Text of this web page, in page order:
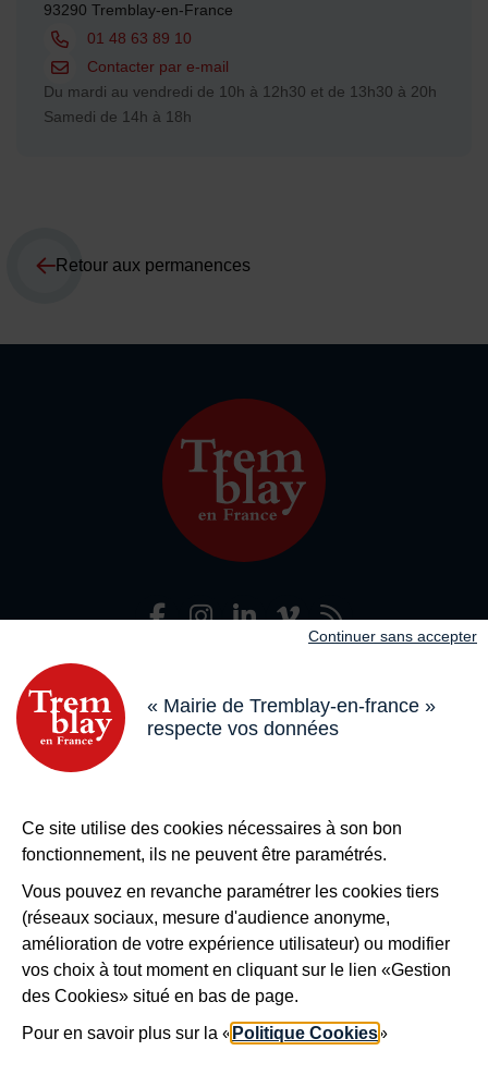
« Mairie de Tremblay-en-france »
respecte vos données
Ce site utilise des cookies nécessaires à son bon
fonctionnement, ils ne peuvent être paramétrés.
Vous pouvez en revanche paramétrer les cookies tiers
(réseaux sociaux, mesure d'audience anonyme,
amélioration de votre expérience utilisateur) ou modifier
vos choix à tout moment en cliquant sur le lien «Gestion
des Cookies» situé en bas de page.
Pour en savoir plus sur la « Politique Cookies»
Continuer sans accepter
93290 Tremblay-en-France
Tél. :
01 48 63 89 10
Courriel :Contacter par e-mail
Horaires :
Du mardi au vendredi de 10h à 12h30 et de 13h30 à 20h
Samedi de 14h à 18h
Retour aux permanences
Nous suivre
Facebook
InstagramLinkedIn
Adresse dans le pied de page
18 boulevard de l’Hôtel de Ville, 93290 Tremblay-en-France
Horaires
Du lundi au vendredi de 8h30 à 12h et de 13h à 17h
Le samedi de 8h30 à 12h
Bouton contacterNous contacter
Plus deTremblay !
S’inscrire à la newsletter
Nos autres sites